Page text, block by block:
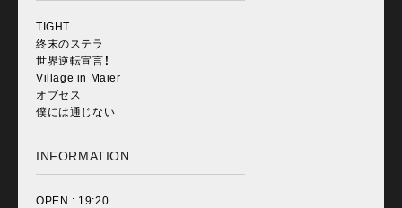
TIGHT
終末のステラ
世界逆転宣言！
Village in Maier
オブセス
僕には通じない
INFORMATION
OPEN : 19:20